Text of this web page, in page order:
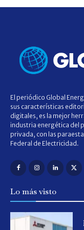
El periódico Global
sus características
digitales, es la mejor
industria energética del
privada, con las
Federal de Electricidad.
Lo más visto